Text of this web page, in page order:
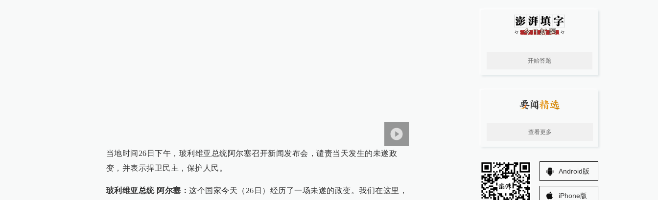
当地时间26日下午，玻利维亚总统阿尔塞召开新闻发布会，谴责当天发生的未遂政
变，并表示捍卫民主，保护人民。
玻利维亚总统 阿尔塞： 这个国家今天（26日）经历了一场未遂的政变。我们在这里，
开始答题
查看更多
Android版
iPhone版